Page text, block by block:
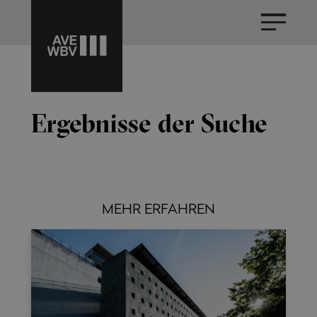
Ergebnisse der Suche
MEHR ERFAHREN